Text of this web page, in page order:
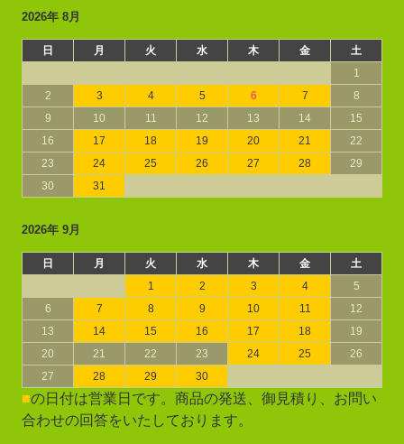
2026年 8月
日 月 火 水 木 金
土
1
2
3 4 5 6 7
8
9
10 11 12 13 14
15
16
17 18 19 20 21
22
23
24 25 26 27 28
29
30
31
2026年 9月
日 月 火 水 木 金
土
1
2 3 4
5
6
7 8 9 10 11
12
13
14 15 16 17 18
19
20
21 22 23 24 25
26
27
28 29 30
■の日付は営業日です。商品の発送、御見積り、お問い
合わせの回答をいたしております。